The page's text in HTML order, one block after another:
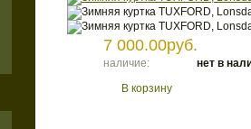
7 000.00руб.
наличие:
нет в
В корзину